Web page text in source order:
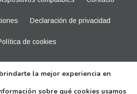
Declaración de privacidad
de cookies
la mejor experiencia en
sobre qué cookies usamos